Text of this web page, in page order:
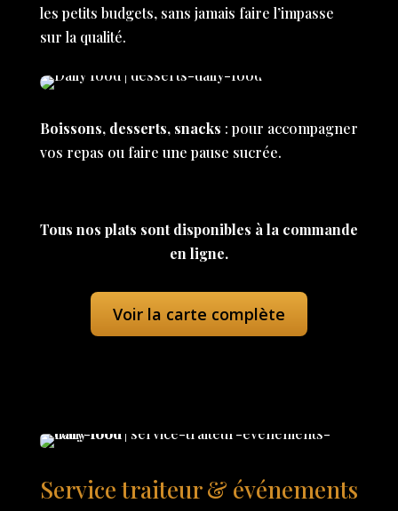
les petits budgets, sans jamais faire l’impasse
sur la qualité.
Boissons, desserts, snacks : pour accompagner
vos repas ou faire une pause sucrée.
Tous nos plats sont disponibles à la commande
en ligne.
Voir la carte complète
Service traiteur & événements